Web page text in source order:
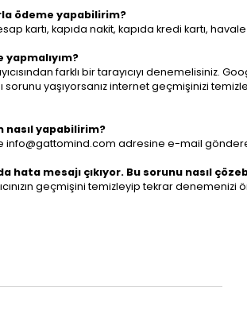
ödeme yapabilirim?
kartı, kapıda nakit, kapıda kredi kartı,
farklı bir tarayıcıyı denemelisiniz.
sorunu yaşıyorsanız internet geçmişinizi
yapabilirim?
info@gattomind.com adresine e-mail
hata mesajı çıkıyor. Bu sorunu nasıl
geçmişini temizleyip tekrar denemenizi